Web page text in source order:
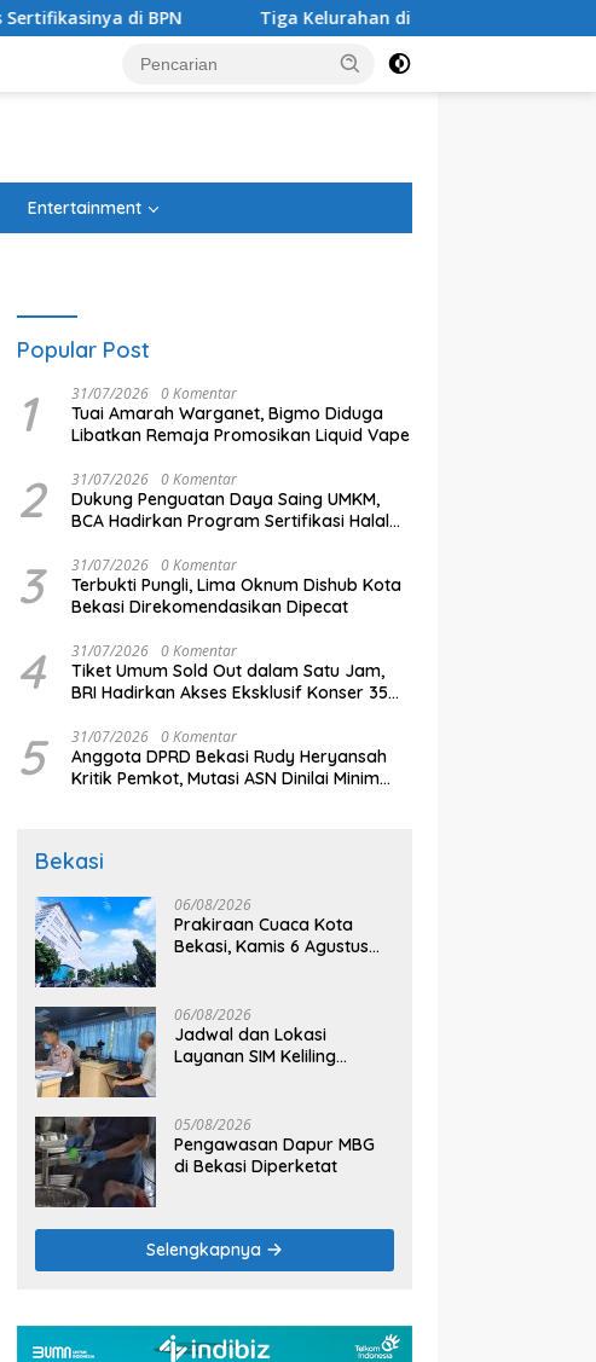
Tiga Kelurahan di Kecamatan Jatiasih Belum Cairkan Dana
Entertainment
Popular Post
1 31/07/2026 0 Komentar
Tuai Amarah Warganet, Bigmo Diduga
Libatkan Remaja Promosikan Liquid Vape
2 31/07/2026 0 Komentar
Dukung Penguatan Daya Saing UMKM,
BCA Hadirkan Program Sertifikasi Halal
3 31/07/2026 0 Komentar
Terbukti Pungli, Lima Oknum Dishub Kota
Bekasi Direkomendasikan Dipecat
4 31/07/2026 0 Komentar
Tiket Umum Sold Out dalam Satu Jam,
BRI Hadirkan Akses Eksklusif Konser 35
5 31/07/2026 0 Komentar
Anggota DPRD Bekasi Rudy Heryansah
Kritik Pemkot, Mutasi ASN Dinilai Minim
Bekasi
06/08/2026
Prakiraan Cuaca Kota
Bekasi, Kamis 6 Agustus
06/08/2026
Jadwal dan Lokasi
Layanan SIM Keliling
05/08/2026
Pengawasan Dapur MBG
di Bekasi Diperketat
Selengkapnya